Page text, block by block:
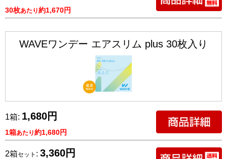
30枚あたり約1,670円
WAVEワンデー エアスリム plus 30枚入り
1箱: 1,680円
1箱あたり約1,680円
2箱セット : 3,360円